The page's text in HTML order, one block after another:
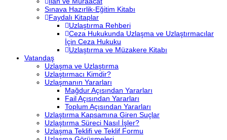
Sınava Hazırlik-Eğitim Kitabı
Faydalı Kitaplar
Uzlaştırma Rehberi
Ceza Hukukunda Uzlaşma ve Uzlaştırmacılar
İçin Ceza Hukuku
Uzlaştırma ve Müzakere Kitabı
Vatandaş
Uzlaşma ve Uzlaştırma
Uzlaştırmacı Kimdir?
Uzlaşmanın Yararları
Mağdur Açısından Yararları
Fail Açısından Yararları
Toplum Açısından Yararları
Uzlaştırma Kapsamına Giren Suçlar
Uzlaştırma Süreci Nasıl İşler?
Uzlaşma Teklifi ve Teklif Formu